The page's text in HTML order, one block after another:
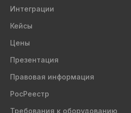
Интеграции
Кейсы
Цены
Презентация
Правовая информация
РосРеестр
Требования к оборудованию